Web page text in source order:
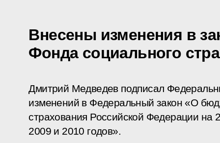
Внесены изменения в
Фонда социального
Дмитрий Медведев подписал
изменений в Федеральный закон «О
страхования Российской Федерации на
2009 и 2010 годов».